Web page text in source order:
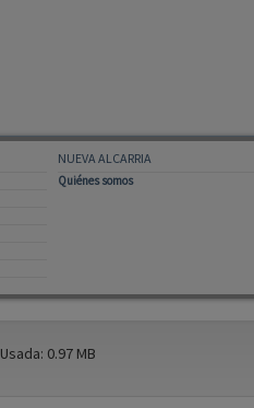
NUEVA ALCARRIA
Quiénes somos
0.97 MB